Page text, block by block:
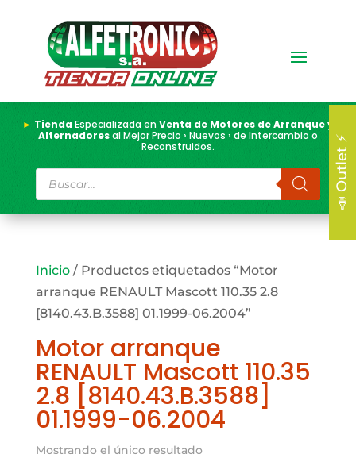
► TiendaEspecializada enVenta de Motores de Arranque y
Alternadoresal Mejor Precio › Nuevos › de Intercambio o
Reconstruidos.
Búsqueda
de
productos
Inicio/ Productos etiquetados “Motor
arranque RENAULT Mascott 110.35 2.8
[8140.43.B.3588] 01.1999-06.2004”
Motor arranque
RENAULT Mascott 110.35
2.8 [8140.43.B.3588]
01.1999-06.2004
Mostrando el único resultado
📣 Outlet ⚡